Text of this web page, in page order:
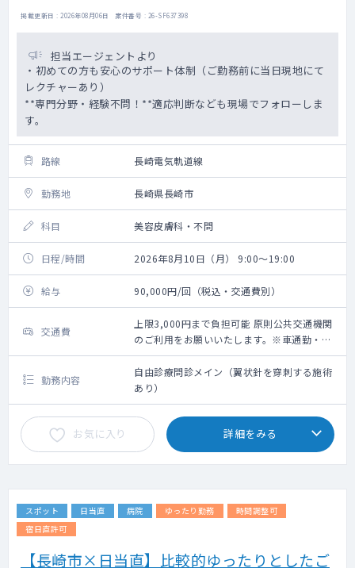
掲載更新日 : 2026年08月06日 案件番号 : 26-SF637398
担当エージェントより
・初めての方も安心のサポート体制（ご勤務前に当日現地にて
レクチャーあり）
**専門分野・経験不問！**適応判断なども現場でフォローしま
す。
路線 長崎電気軌道線
勤務地 長崎県長崎市
科目 美容皮膚科・不問
日程/時間 2026年8月10日（月） 9:00～19:00
給与 90,000円/回（税込・交通費別）
交通費
上限3,000円まで負担可能 原則公共交通機関
のご利用をお願いいたします。※車通勤・タ
クシー利用要相談
勤務内容
自由診療問診メイン（翼状針を穿刺する施術
あり）
お気に入り 詳細をみる
スポット 日当直 病院 ゆったり勤務
時間調整可
宿日直許可
【長崎市×日当直】比較的ゆったりとしたご